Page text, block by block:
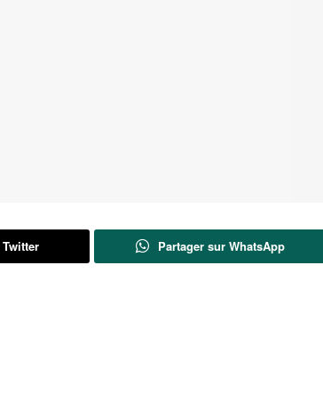
Partager sur WhatsApp